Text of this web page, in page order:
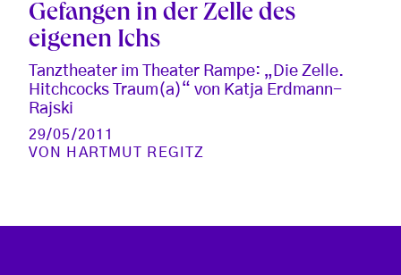
Gefangen in der Zelle des
eigenen Ichs
Tanztheater im Theater Rampe: „Die Zelle.
Hitchcocks Traum(a)“ von Katja Erdmann-
Rajski
29/05/2011
VON
HARTMUT REGITZ